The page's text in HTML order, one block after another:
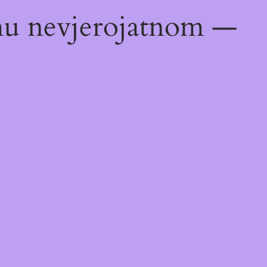
nevjerojatnom —